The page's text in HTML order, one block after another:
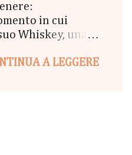
in cui
Whiskey, una
avverse?
A LEGGERE